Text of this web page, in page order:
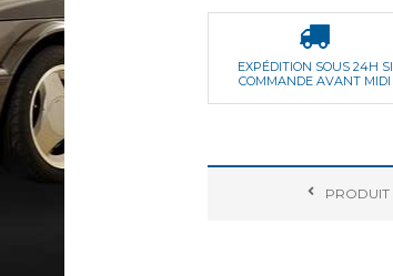
EXPÉDITION SOUS 24H SI
COMMANDE AVANT MIDI
PRODUIT